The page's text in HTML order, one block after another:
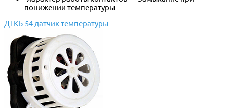
понижении температуры
ДТКБ-54 датчик температуры